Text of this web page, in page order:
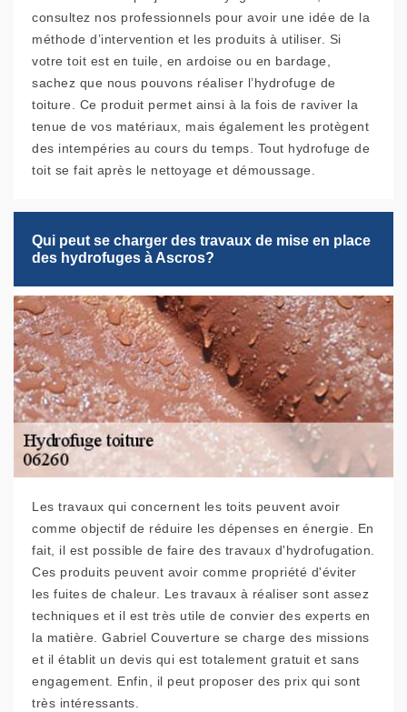
consultez nos professionnels pour avoir une idée de la
méthode d’intervention et les produits à utiliser. Si
votre toit est en tuile, en ardoise ou en bardage,
sachez que nous pouvons réaliser l’hydrofuge de
toiture. Ce produit permet ainsi à la fois de raviver la
tenue de vos matériaux, mais également les protègent
des intempéries au cours du temps. Tout hydrofuge de
toit se fait après le nettoyage et démoussage.
Qui peut se charger des travaux de mise en place
des hydrofuges à Ascros?
Les travaux qui concernent les toits peuvent avoir
comme objectif de réduire les dépenses en énergie. En
fait, il est possible de faire des travaux d'hydrofugation.
Ces produits peuvent avoir comme propriété d'éviter
les fuites de chaleur. Les travaux à réaliser sont assez
techniques et il est très utile de convier des experts en
la matière. Gabriel Couverture se charge des missions
et il établit un devis qui est totalement gratuit et sans
engagement. Enfin, il peut proposer des prix qui sont
très intéressants.